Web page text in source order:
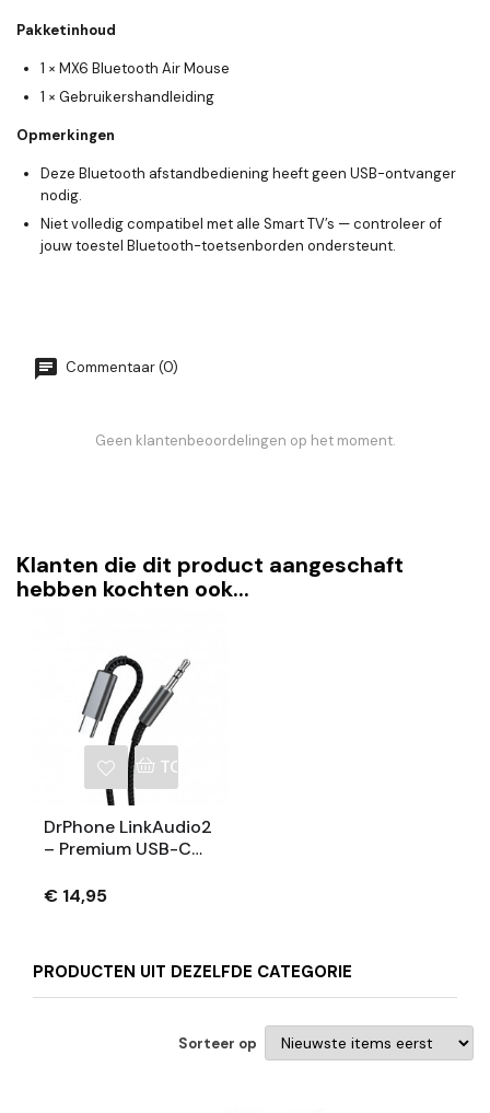
Pakketinhoud
1 × MX6 Bluetooth Air Mouse
1 × Gebruikershandleiding
Opmerkingen
Deze Bluetooth afstandbediening heeft geen USB-ontvanger
nodig.
Niet volledig compatibel met alle Smart TV’s — controleer of
jouw toestel Bluetooth-toetsenborden ondersteunt.
Commentaar (0)
Geen klantenbeoordelingen op het moment.
Klanten die dit product aangeschaft
hebben kochten ook...
TOEVOEGEN AAN WINKELWAGEN
DrPhone LinkAudio2
– Premium USB-C
3.5mm Jack | Hi-Fi
€ 14,95
PRODUCTEN UIT DEZELFDE CATEGORIE
Sorteer op